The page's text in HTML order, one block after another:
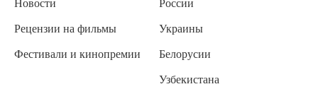
Новости
Рецензии на фильмы
Фестивали и кинопремии
России
Украины
Белорусии
Узбекистана